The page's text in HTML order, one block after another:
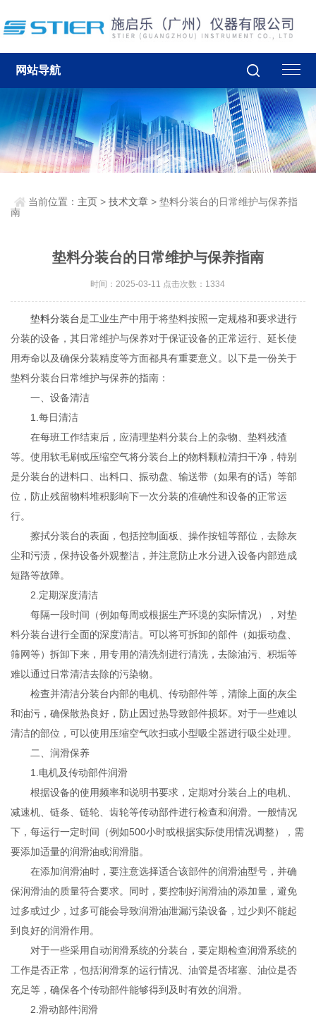
网站导航
当前位置： 主页 >技术文章 > 垫料分装台的日常维护与保养指
南
垫料分装台的日常维护与保养指南
时间：2025-03-11 点击次数：1334
垫料分装台是工业生产中用于将垫料按照一定规格和要求进行
分装的设备，其日常维护与保养对于保证设备的正常运行、延长使
用寿命以及确保分装精度等方面都具有重要意义。以下是一份关于
垫料分装台日常维护与保养的指南：
一、设备清洁
1.每日清洁
在每班工作结束后，应清理垫料分装台上的杂物、垫料残渣
等。使用软毛刷或压缩空气将分装台上的物料颗粒清扫干净，特别
是分装台的进料口、出料口、振动盘、输送带（如果有的话）等部
位，防止残留物料堆积影响下一次分装的准确性和设备的正常运
行。
擦拭分装台的表面，包括控制面板、操作按钮等部位，去除灰
尘和污渍，保持设备外观整洁，并注意防止水分进入设备内部造成
短路等故障。
2.定期深度清洁
每隔一段时间（例如每周或根据生产环境的实际情况），对垫
料分装台进行全面的深度清洁。可以将可拆卸的部件（如振动盘、
筛网等）拆卸下来，用专用的清洗剂进行清洗，去除油污、积垢等
难以通过日常清洁去除的污染物。
检查并清洁分装台内部的电机、传动部件等，清除上面的灰尘
和油污，确保散热良好，防止因过热导致部件损坏。对于一些难以
清洁的部位，可以使用压缩空气吹扫或小型吸尘器进行吸尘处理。
二、润滑保养
1.电机及传动部件润滑
根据设备的使用频率和说明书要求，定期对分装台上的电机、
减速机、链条、链轮、齿轮等传动部件进行检查和润滑。一般情况
下，每运行一定时间（例如500小时或根据实际使用情况调整），需
要添加适量的润滑油或润滑脂。
在添加润滑油时，要注意选择适合该部件的润滑油型号，并确
保润滑油的质量符合要求。同时，要控制好润滑油的添加量，避免
过多或过少，过多可能会导致润滑油泄漏污染设备，过少则不能起
到良好的润滑作用。
对于一些采用自动润滑系统的分装台，要定期检查润滑系统的
工作是否正常，包括润滑泵的运行情况、油管是否堵塞、油位是否
充足等，确保各个传动部件能够得到及时有效的润滑。
2.滑动部件润滑